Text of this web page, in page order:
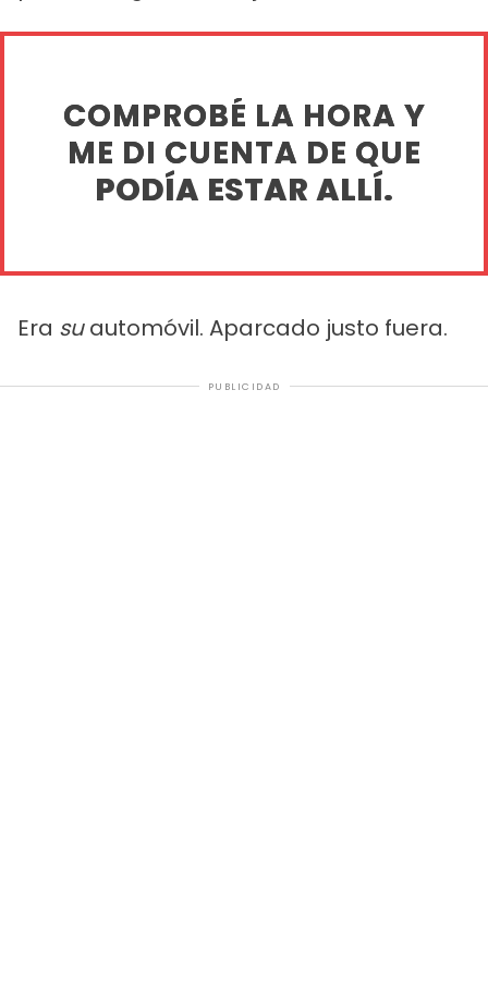
COMPROBÉ LA HORA Y
ME DI CUENTA DE QUE
PODÍA ESTAR ALLÍ.
Era suautomóvil. Aparcado justo fuera.
PUBLICIDAD